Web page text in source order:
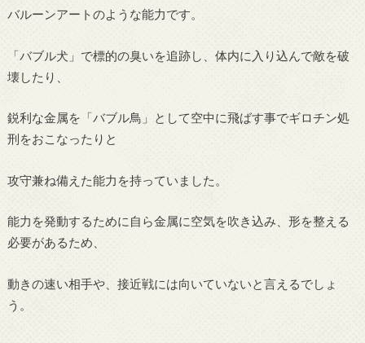
バルーンアートのような能力です。
「バブル犬」で標的の臭いを追跡し、体内に入り込んで敵を破
壊したり、
鋭利な金属を「バブル鳥」として空中に飛ばす事でギロチン処
刑をおこなったりと
攻守兼ね備えた能力を持っていました。
能力を発動するために自ら金属に空気を吹き込み、形を整える
必要があるため、
動きの速い相手や、接近戦には向いていないと言えるでしょ
う。